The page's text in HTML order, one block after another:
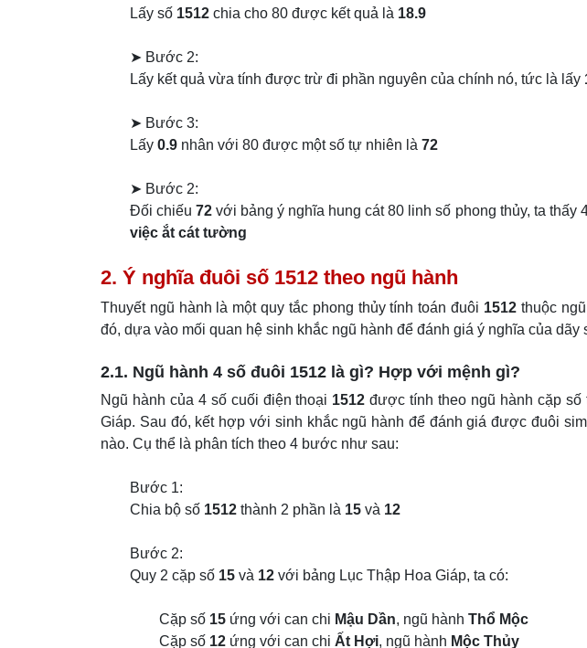
Lấy số 1512 chia cho 80 được kết quả là 18.9
➤ Bước 2:
Lấy kết quả vừa tính được trừ đi phần nguyên của chính nó, tức là lấy
➤ Bước 3:
Lấy 0.9 nhân với 80 được một số tự nhiên là 72
➤ Bước 2:
Đối chiếu72 với bảng ý nghĩa hung cát 80 linh số phong thủy, ta thấy
việc ắt cát tường
2. Ý nghĩa đuôi số 1512 theo ngũ hành
Thuyết ngũ hành là một quy tắc phong thủy tính toán đuôi 1512thuộc ngũ
đó, dựa vào mối quan hệ sinh khắc ngũ hành để đánh giá ý nghĩa của dãy
2.1. Ngũ hành 4 số đuôi 1512 là gì? Hợp với mệnh gì?
Ngũ hành của 4 số cuối điện thoại 1512 được tính theo ngũ hành cặp số
Giáp. Sau đó, kết hợp với sinh khắc ngũ hành để đánh giá được đuôi sim
nào. Cụ thể là phân tích theo 4 bước như sau:
Bước 1:
Chia bộ số 1512 thành 2 phần là 15 và 12
Bước 2:
Quy 2 cặp số 15 và 12 với bảng Lục Thập Hoa Giáp, ta có:
Cặp số 15 ứng với can chi Mậu Dần, ngũ hành Thổ Mộc
Cặp số 12 ứng với can chi Ất Hợi, ngũ hành Mộc Thủy